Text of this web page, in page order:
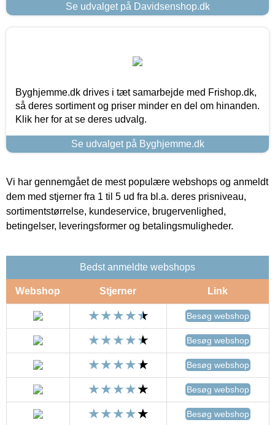
Se udvalget på Davidsenshop.dk
Byghjemme.dk drives i tæt samarbejde med Frishop.dk,
så deres sortiment og priser minder en del om hinanden.
Klik her for at se deres udvalg.
Se udvalget på Byghjemme.dk
Vi har gennemgået de mest populære webshops og anmeldt
dem med stjerner fra 1 til 5 ud fra bl.a. deres prisniveau,
sortimentstørrelse, kundeservice, brugervenlighed,
betingelser, leveringsformer og betalingsmuligheder.
Bedst anmeldte webshops
Webshop Stjerner Link
Besøg webshop
Besøg webshop
Besøg webshop
Besøg webshop
Besøg webshop